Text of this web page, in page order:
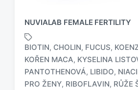
NUVIALAB FEMALE FERTILITY
O
BIOTIN, CHOLIN, FUCUS,
KOŘEN MACA, KYSELINA
PANTOTHENOVÁ, LIBIDO,
PRO ŽENY, RIBOFLAVIN, RŮŽE